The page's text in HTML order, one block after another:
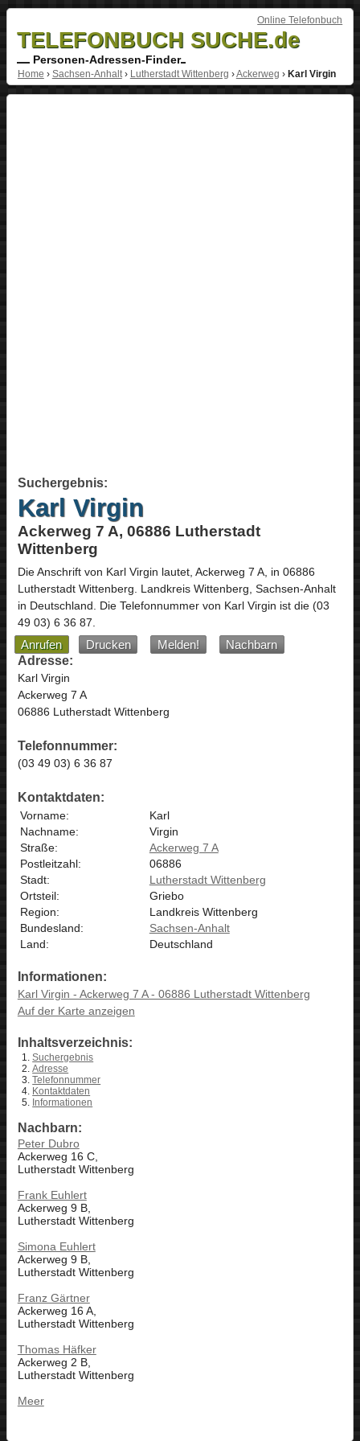
Online Telefonbuch
TELEFONBUCH SUCHE.de
Personen-Adressen-Finder
Home › Sachsen-Anhalt› Lutherstadt Wittenberg ›Ackerweg › Karl Virgin
Suchergebnis:
Karl Virgin
Ackerweg 7 A, 06886 Lutherstadt
Wittenberg
Die Anschrift von Karl Virgin lautet, Ackerweg 7 A, in 06886
Lutherstadt Wittenberg. Landkreis Wittenberg, Sachsen-Anhalt
in Deutschland. Die Telefonnummer von Karl Virgin ist die (03
49 03) 6 36 87.
Anrufen Drucken Melden!
Nachbarn
Adresse:
Karl Virgin
Ackerweg 7 A
06886 Lutherstadt Wittenberg
Telefonnummer:
(03 49 03) 6 36 87
Kontaktdaten:
Vorname:
Karl
Nachname:
Virgin
Straße:
Ackerweg 7 A
Postleitzahl:
06886
Stadt:
Lutherstadt Wittenberg
Ortsteil:
Griebo
Region:
Landkreis Wittenberg
Bundesland:
Sachsen-Anhalt
Land:
Deutschland
Informationen:
Karl Virgin - Ackerweg 7 A - 06886 Lutherstadt Wittenberg
Auf der Karte anzeigen
Inhaltsverzeichnis:
Suchergebnis
Adresse
Telefonnummer
Kontaktdaten
Informationen
Nachbarn:
Peter Dubro
Ackerweg 16 C,
Lutherstadt Wittenberg
Frank Euhlert
Ackerweg 9 B,
Lutherstadt Wittenberg
Simona Euhlert
Ackerweg 9 B,
Lutherstadt Wittenberg
Franz Gärtner
Ackerweg 16 A,
Lutherstadt Wittenberg
Thomas Häfker
Ackerweg 2 B,
Lutherstadt Wittenberg
Meer